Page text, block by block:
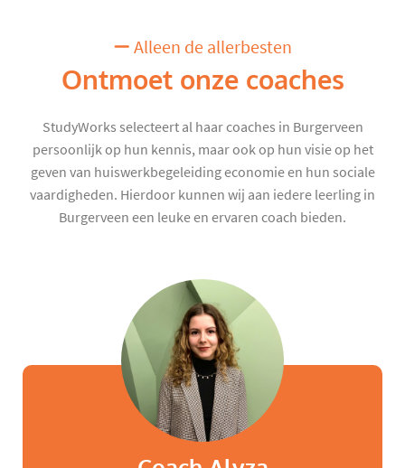
Alleen de allerbesten
Ontmoet onze coaches
StudyWorks selecteert al haar coaches in Burgerveen
persoonlijk op hun kennis, maar ook op hun visie op het
geven van huiswerkbegeleiding economie en hun sociale
vaardigheden. Hierdoor kunnen wij aan iedere leerling in
Burgerveen een leuke en ervaren coach bieden.